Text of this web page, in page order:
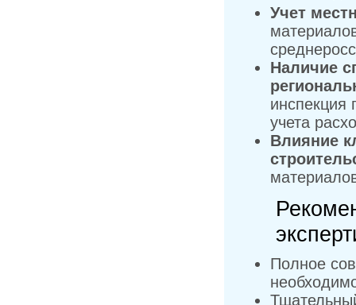
Учет
Наличие
инспекция
учета
Влияние
Полное